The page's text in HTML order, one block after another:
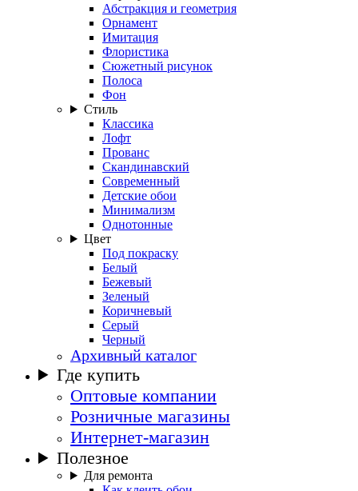
Абстракция и геометрия
Орнамент
Имитация
Флористика
Сюжетный рисунок
Полоса
Фон
Стиль
Классика
Лофт
Прованс
Скандинавский
Современный
Детские обои
Минимализм
Однотонные
Цвет
Под покраску
Белый
Бежевый
Зеленый
Коричневый
Серый
Черный
Архивный каталог
Где купить
Оптовые компании
Розничные магазины
Интернет-магазин
Полезное
Для ремонта